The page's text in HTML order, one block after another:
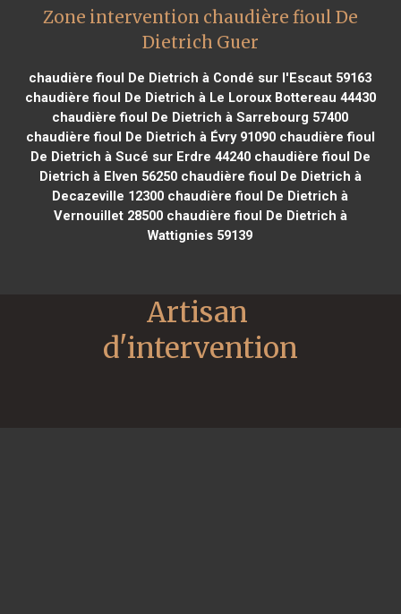
Zone intervention chaudière fioul De
Dietrich Guer
chaudière fioul De Dietrich à Condé sur l'Escaut 59163
chaudière fioul De Dietrich à Le Loroux Bottereau 44430
chaudière fioul De Dietrich à Sarrebourg 57400
chaudière fioul De Dietrich à Évry 91090chaudière fioul
De Dietrich à Sucé sur Erdre 44240chaudière fioul De
Dietrich à Elven 56250chaudière fioul De Dietrich à
Decazeville 12300 chaudière fioul De Dietrich à
Vernouillet 28500chaudière fioul De Dietrich à
Wattignies 59139
Artisan
d'intervention